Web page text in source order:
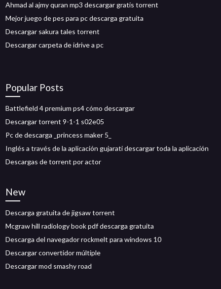
Ahmad al ajmy quran mp3 descargar gratis torrent
Mejor juego de pes para pc descarga gratuita
Descargar sakura tales torrent
Descargar carpeta de idrive a pc
Popular Posts
Battlefield 4 premium ps4 cómo descargar
Descargar torrent 9-1-1 s02e05
Pc de descarga _princess maker 5_
Inglés a través de la aplicación gujarati descargar toda la aplicación
Descargas de torrent por actor
New
Descarga gratuita de jigsaw torrent
Mcgraw hill radiology book pdf descarga gratuita
Descarga del navegador rockmelt para windows 10
Descargar convertidor múltiple
Descargar mod smashy road